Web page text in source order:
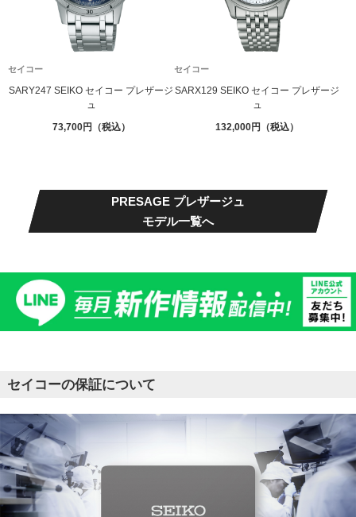
セイコー
SARY247 SEIKO セイコー プレザージ
ュ
73,700
セイコー
SARX129 SEIKO セイコー プレザージ
ュ
132,000
PRESAGE プレザージュ
モデル一覧へ
セイコーの保証について